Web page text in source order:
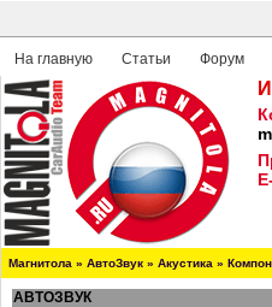
На главную Статьи Форум
Магнитола » АвтоЗвук » Акустика »
АВТОЗВУК